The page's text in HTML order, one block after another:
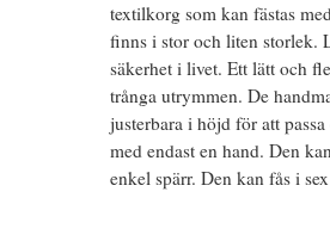
textilkorg som kan fästas
finns i stor och liten storlek.
säkerhet i livet. Ett lätt och
trånga utrymmen. De
justerbara i höjd för att
med endast en hand. Den
enkel spärr. Den kan fås i